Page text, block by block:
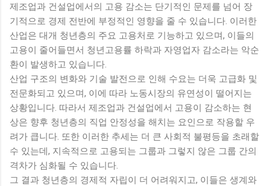
제조업과 건설업에서의 고용 감소는 단기적인 문제를 넘어 장
기적으로 경제 전반에 부정적인 영향을 줄 수 있습니다. 이러한
산업은 대개 청년층의 주요 고용처로 기능하고 있으며, 이들의
고용이 줄어들면서 청년고용률 하락과 자영업자 감소라는 악순
환이 발생하고 있습니다.
산업 구조의 변화와 기술 발전으로 인해 수요는 더욱 고급화 및
전문화되고 있으며, 이에 따라 노동시장의 유연성이 떨어지는
상황입니다. 따라서 제조업과 건설업에서 고용이 감소하는 현
상은 향후 청년층의 직업 안정성을 해치는 요인으로 작용할 우
려가 큽니다. 또한 이러한 추세는 더 큰 사회적 불평등을 초래할
수 있는데, 지속적으로 고용되는 그룹과 그렇지 않은 그룹 간의
격차가 심화될 수 있습니다.
그 결과 청년층의 경제적 자립이 더 어려워지고, 이들은 생계와